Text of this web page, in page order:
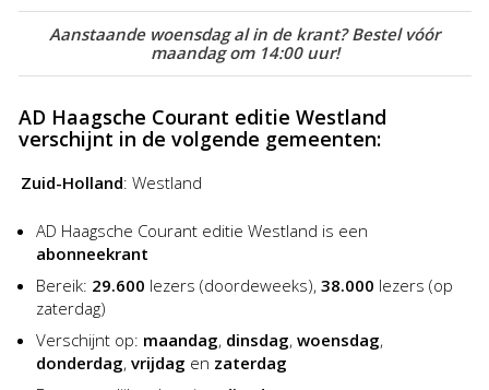
Courant (editie Westland) dan kunt u profiteren van de
aantrekkelijke kortingen van de Advertentiegroothandel. Het
plaatsen van een advertentie in AD Haagsche Courant was
Aanstaande woensdag al in de krant? Bestel vóór
maandag om 14:00 uur!
AD Haagsche Courant editie Westland
verschijnt in de volgende gemeenten:
Zuid-Holland: Westland
AD Haagsche Courant editie Westland is een
abonneekrant
Bereik: 29.600 lezers (doordeweeks), 38.000 lezers (op
zaterdag)
Verschijnt op: maandag, dinsdag, woensdag,
donderdag, vrijdag en zaterdag